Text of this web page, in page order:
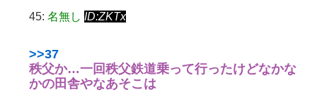
45: 名無し ID:ZKTx
>>37
秩父か…一回秩父鉄道乗って行ったけどなかな
かの田舎やなあそこは